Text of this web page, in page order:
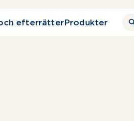
efterrätterProdukter